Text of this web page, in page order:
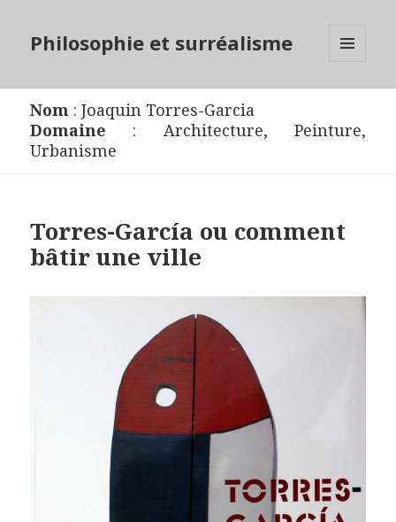
Philosophie et surréalisme
Nom :Joaquin Torres-Garcia
Domaine : Architecture, Peinture,
Urbanisme
Torres-García ou comment
bâtir une ville